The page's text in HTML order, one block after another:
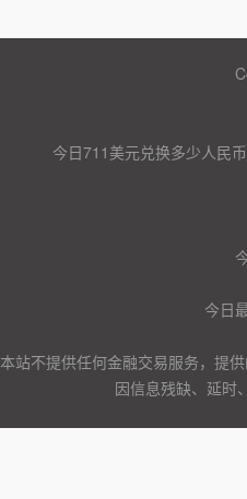
今日711美元兑换多少人民
今日
本站不提供任何金融交易服务，提
因信息残缺、延时